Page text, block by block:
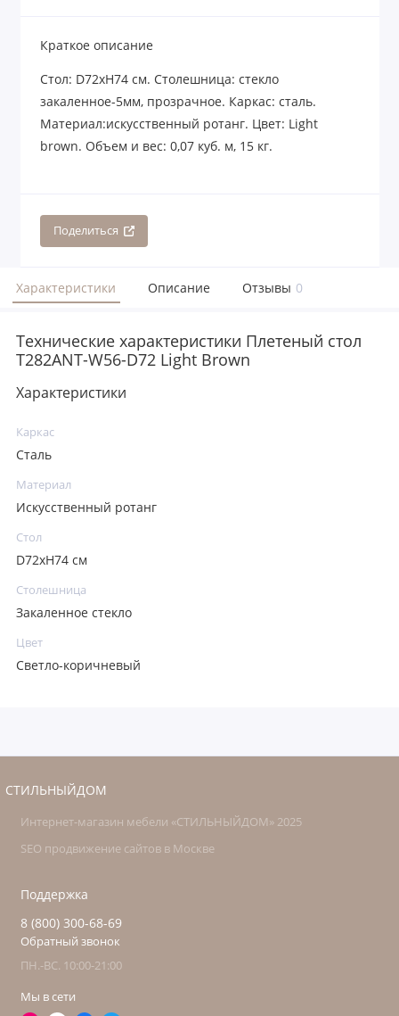
Краткое описание
Стол: D72хH74 см. Столешница: стекло
закаленное-5мм, прозрачное. Каркас: сталь.
Материал:искусственный ротанг. Цвет: Light
brown. Объем и вес: 0,07 куб. м, 15 кг.
Поделиться
Характеристики Описание Отзывы 0
Технические характеристики Плетеный стол
T282ANT-W56-D72 Light Brown
Характеристики
Каркас
Сталь
Материал
Искусственный ротанг
Стол
D72хH74 см
Столешница
Закаленное стекло
Цвет
Светло-коричневый
СТИЛЬНЫЙДОМ
Интернет-магазин мебели «СТИЛЬНЫЙДОМ» 2025
SEO продвижение сайтов в Москве
Поддержка
8 (800) 300-68-69
Обратный звонок
ПН.-ВС. 10:00-21:00
Мы в сети